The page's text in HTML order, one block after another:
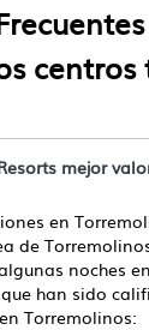
centros
mejor
en
de
noches
han sido
Torremolinos: